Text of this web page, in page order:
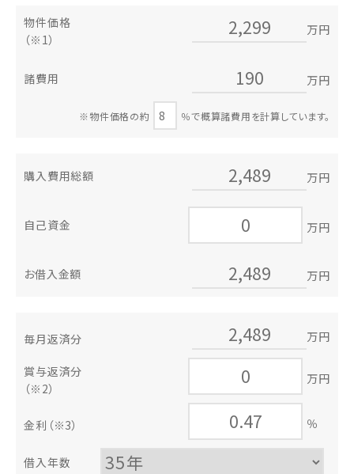
物件価格
（※1）
万円
諸費用 万円
※物件価格の約 ％で概算諸費用を計算しています。
購入費用総額 万円
自己資金 万円
お借入金額 万円
毎月返済分 万円
賞与返済分
（※2）
万円
金利 （※3） ％
借入年数